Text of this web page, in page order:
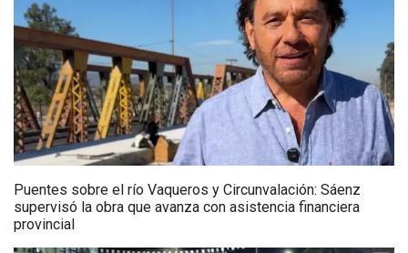
Puentes sobre el río Vaqueros y Circunvalación: Sáenz
supervisó la obra que avanza con asistencia financiera
provincial